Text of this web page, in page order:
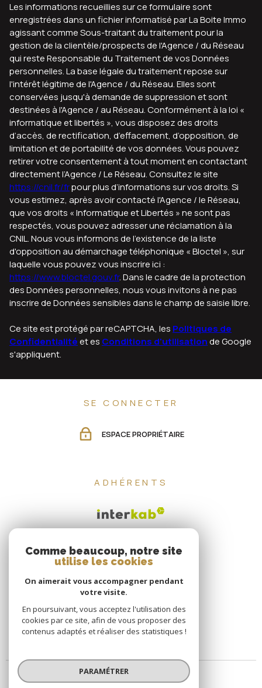
Les informations recueillies sur ce formulaire sont
enregistrées dans un fichier informatisé par La Boite Immo
agissant comme Sous-traitant du traitement pour la
gestion de la clientèle/prospects de l'Agence / du Réseau
qui reste Responsable du Traitement de vos Données
personnelles. La base légale du traitement repose sur
l'intérêt légitime de l'Agence / du Réseau. Elles sont
conservées jusqu'à demande de suppression et sont
destinées à l'Agence / au Réseau. Conformément à la loi «
informatique et libertés », vous disposez des droits
d’accès, de rectification, d’effacement, d’opposition, de
limitation et de portabilité de vos données. Vous pouvez
retirer votre consentement à tout moment en contactant
directement l’Agence / Le Réseau. Consultez le site
https://cnil.fr/frpour plus d’informations sur vos droits. Si
vous estimez, après avoir contacté l'Agence / le Réseau,
que vos droits « Informatique et Libertés » ne sont pas
respectés, vous pouvez adresser une réclamation à la
CNIL. Nous vous informons de l’existence de la liste
d'opposition au démarchage téléphonique « Bloctel », sur
laquelle vous pouvez vous inscrire ici :
https://www.bloctel.gouv.fr. Dans le cadre de la protection
des Données personnelles, nous vous invitons à ne pas
inscrire de Données sensibles dans le champ de saisie libre.
Ce site est protégé par reCAPTCHA, les Politiques de
Confidentialitéet es Conditions d'utilisationde Google
s'appliquent.
SE CONNECTER
ESPACE PROPRIÉTAIRE
ADHÉRENTS
Comme beaucoup, notre site
utilise les cookies
On aimerait vous accompagner pendant
votre visite.
En poursuivant, vous acceptez l'utilisation des
cookies par ce site, afin de vous proposer des
contenus adaptés et réaliser des statistiques !
PARAMÉTRER